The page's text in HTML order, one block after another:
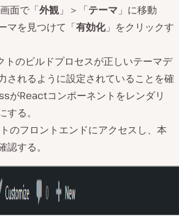
面で「外観」＞「テーマ 」に移動
マを見つけて「有効化」をクリックす
トのビルドプロセスが正しいテーマデ
されるように設定されていることを確
がReactコンポーネントをレンダリ
する。
のフロントエンドにアクセスし、本
する。